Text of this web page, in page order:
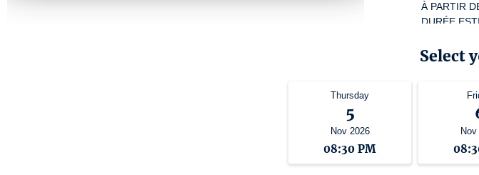
À PARTIR
DURÉE
©Véra
Select
Thursday
5
Nov 2026
08:30 PM
Nov